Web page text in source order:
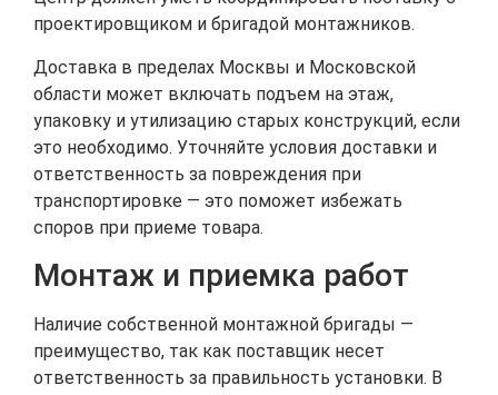
проектировщиком и бригадой монтажников.
Доставка в пределах Москвы и Московской
области может включать подъем на этаж,
упаковку и утилизацию старых конструкций, если
это необходимо. Уточняйте условия доставки и
ответственность за повреждения при
транспортировке — это поможет избежать
споров при приеме товара.
Монтаж и приемка работ
Наличие собственной монтажной бригады —
преимущество, так как поставщик несет
ответственность за правильность установки. В